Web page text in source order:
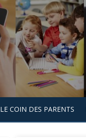
LE COIN DES PARENTS